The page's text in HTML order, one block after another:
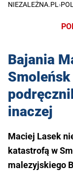
NIEZALEŻNA.PL ›
Bajania
inaczej
Maciej Lasek
katastrofą w
malezyjskiego